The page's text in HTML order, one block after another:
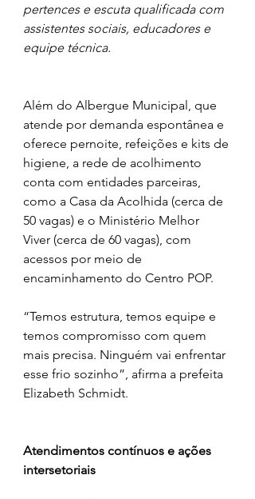
pertences e escuta qualificada com
assistentes sociais, educadores e
equipe técnica.
Além do Albergue Municipal, que
atende por demanda espontânea e
oferece pernoite, refeições e kits de
higiene, a rede de acolhimento
conta com entidades parceiras,
como a Casa da Acolhida (cerca de
50 vagas) e o Ministério Melhor
Viver (cerca de 60 vagas), com
acessos por meio de
encaminhamento do Centro POP.
“Temos estrutura, temos equipe e
temos compromisso com quem
mais precisa. Ninguém vai enfrentar
esse frio sozinho”, afirma a prefeita
Elizabeth Schmidt.
Atendimentos contínuos e ações
intersetoriais